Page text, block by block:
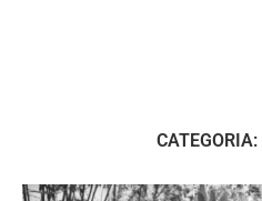
CATEGORIA: